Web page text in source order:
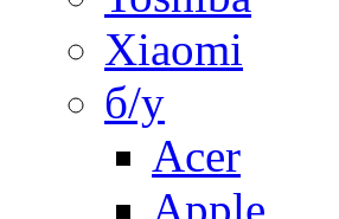
Xiaomi
б/у
Acer
Apple